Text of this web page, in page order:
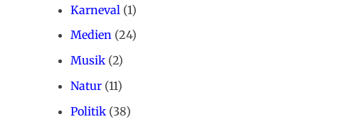
Karneval (1)
Medien (24)
Musik (2)
Natur (11)
Politik (38)